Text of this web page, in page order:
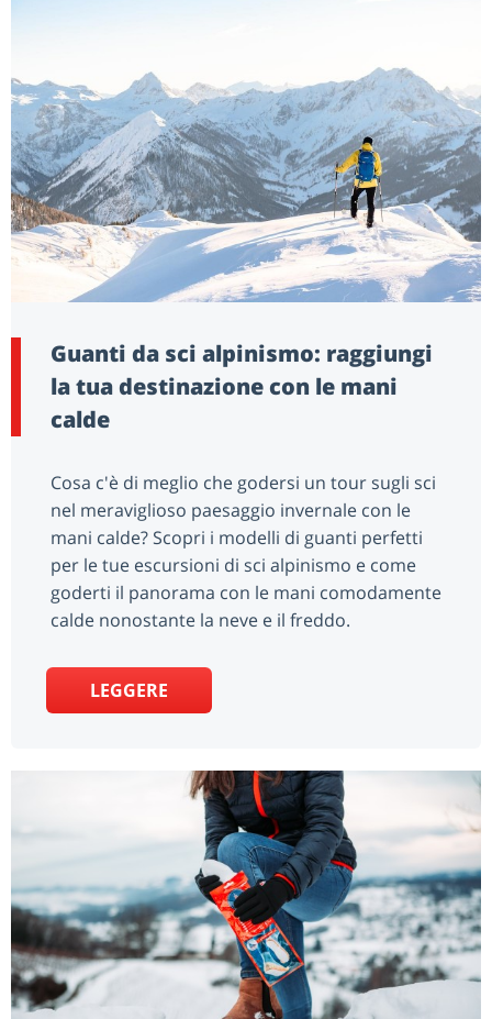
Guanti da sci alpinismo: raggiungi
la tua destinazione con le mani
calde
Cosa c'è di meglio che godersi un tour sugli sci
nel meraviglioso paesaggio invernale con le
mani calde? Scopri i modelli di guanti perfetti
per le tue escursioni di sci alpinismo e come
goderti il panorama con le mani comodamente
calde nonostante la neve e il freddo.
LEGGERE